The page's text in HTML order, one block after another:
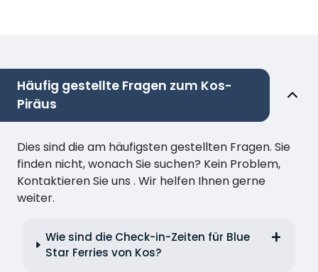
Häufig gestellte Fragen zum Kos-
Piräus
Dies sind die am häufigsten gestellten Fragen. Sie
finden nicht, wonach Sie suchen? Kein Problem,
Kontaktieren Sie uns . Wir helfen Ihnen gerne
weiter.
Wie sind die Check-in-Zeiten für Blue
Star Ferries von Kos?